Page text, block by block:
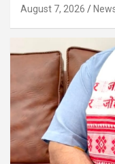
August 7, 2026